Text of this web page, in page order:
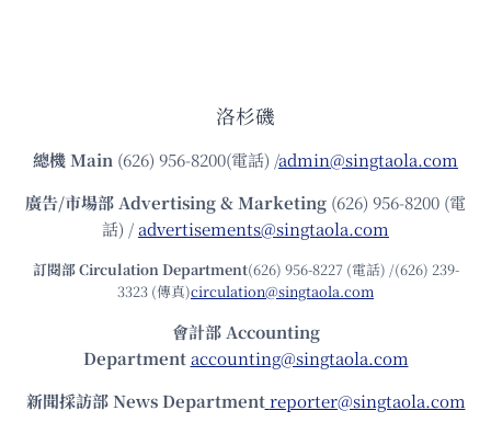
洛杉磯
總機Main (626) 956-8200(電話) /admin@singtaola.com
廣告/市場部Advertising & Marketing (626) 956-8200 (電
話) /advertisements@singtaola.com
訂閱部 Circulation Department(626) 956-8227 (電話) /(626) 239-
3323 (傳真)circulation@singtaola.com
會計部 Accounting
Department accounting@singtaola.com
新聞採訪部 News Department reporter@singtaola.com